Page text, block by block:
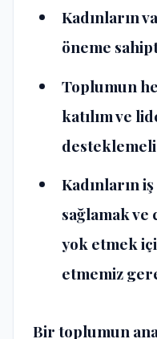
Kadınların
öneme
Toplumun
katılım ve
Kadınların
sağlamak ve
yok etmek
etmemiz
Bir toplumun